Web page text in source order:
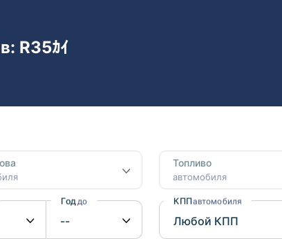
Nissan
Mazda
Mitsubishi
Subaru
Lexus
Audi
R35ｶｲ
Год до
Топливо
автомобиля
КППавтомобиля